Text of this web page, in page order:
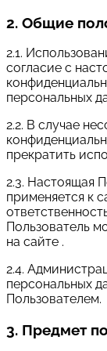
2. Общие
2.1.
согласие с
персональных
2.2. В случае
прекратить
2.3. Настоящая
применяется к
Пользователь
на сайте .
2.4.
персональных
Пользователем.
3. Предмет